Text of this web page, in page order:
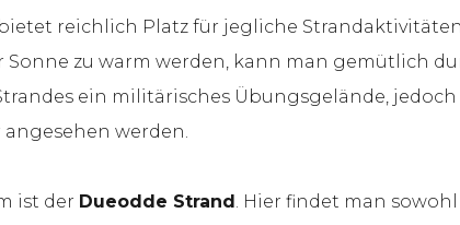
reichlich Platz für jegliche
Sonne zu warm werden, kann man gemütlich
ein militärisches Übungsgelände,
werden.
ist der Dueodde Strand. Hier findet man